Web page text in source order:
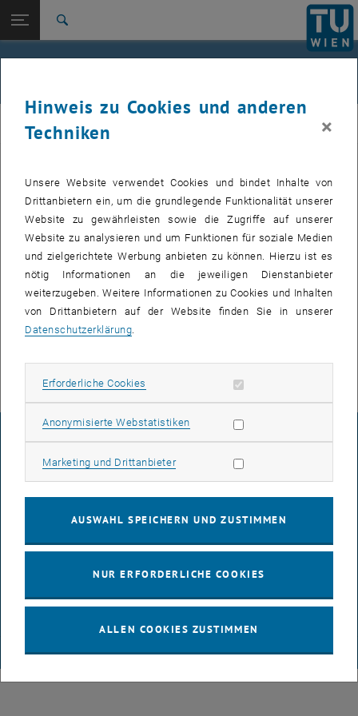
TU Login
Studium
International
Zur 1. Menü Ebene
femTUme
Zurück: Subseiten von femTUme auflisten
Zurück zur letzten Ebene:
femTUme
Jour fixe
femTUme
VERANSTALTUNGEN VOM 17. JULI 2026
Stammtisch 04.08.
04
AUG. 26
04 August 2026 bis
–
ANDERE tba, 1060 Wien
© TU Wien# 65814
IMPRESSUM
BARRIEREFREIHEITSERKLÄRUNG
DATENSCHUTZERKLÄRUNG (PDF)
COOKIEEINSTELLUNGEN
Hinweis zu Cookies und anderen
Techniken
×
Unsere Website verwendet Cookies und bindet Inhalte von
Drittanbietern ein, um die grundlegende Funktionalität unserer
Website zu gewährleisten sowie die Zugriffe auf unserer
Website zu analysieren und um Funktionen für soziale Medien
und zielgerichtete Werbung anbieten zu können. Hierzu ist es
nötig Informationen an die jeweiligen Dienstanbieter
weiterzugeben. Weitere Informationen zu Cookies und Inhalten
von Drittanbietern auf der Website finden Sie in unserer
Datenschutzerklärung.
Erforderliche Cookies Erforderliche Cookies zulassen
Anonymisierte WebstatistikenStatistik Cookies zulassen
Marketing und DrittanbieterMarketing Cookies zulassen
AUSWAHL SPEICHERN UND ZUSTIMMEN
NUR ERFORDERLICHE COOKIES
ALLEN COOKIES ZUSTIMMEN